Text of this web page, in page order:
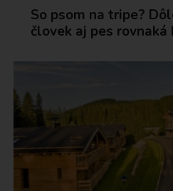
So psom na tripe?
človek aj pes rovnaká